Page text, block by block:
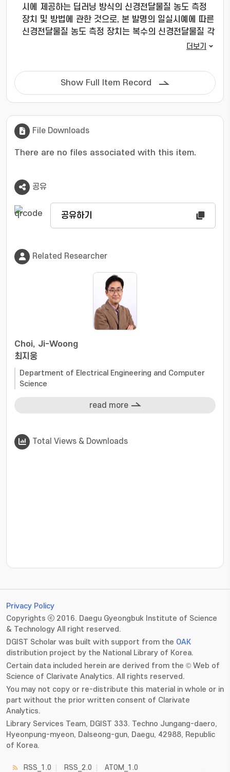
시에 제공하는 딥러닝 방식의 신경전달물질 농도 측정
장치 및 방법에 관한 것으로, 본 발명의 일실시예에 따른
신경전달물질 농도 측정 장치는 복수의 신경전달물질 각
각에 대하여 주입 농도에 따라 변화되는 패러데이
데이터를 수집하는 데이터 수집부, 상기 FSCV 데이터에
서 배경 제거(background subtraction)에 의해 스캔
마다 생성되는 개별 전류 전압도의 전압에 대한 이차미
분에 기반하여 상기 FSCV 데이터를 상기 용량성 충전
전류가 제외된 패러데이 전류 형태의 SDBR(Second-
derivative-based background removal) 데이터로
네트워크로 학습하여 상기 복수의 신경전달 물질의 농도
리부 및 상기 딥러닝 모델에 기반하여 상기 복수의 신경
전달물질 각각에 대하여 실시간 주입에 따라 변화되는
신경전달물질의 농도 측정 결과를 동시에 제공하는 측정
결과 제공부를 포함할 수 있다.
더보기
Show Full Item Record
File Downloads
There are no files associated with this item.
공유
공유하기
Related Researcher
Choi, Ji-Woong
최지웅
Department of Electrical Engineering and Computer
Science
read more
Total Views & Downloads
???jsp.display-item.statistics.view???: ,
Privacy Policy
Copyrights ⓒ 2016. Daegu Gyeongbuk Institute of Science
& Technology All right reserved.
DGIST Scholar was built with support from the OAK
distribution project by the National Library of Korea.
Certain data included herein are derived from the © Web of
Science of Clarivate Analytics. All rights reserved.
You may not copy or re-distribute this material in whole or in
part without the prior written consent of Clarivate
Analytics.
Library Services Team, DGIST 333. Techno Jungang-daero,
Hyeonpung-myeon, Dalseong-gun, Daegu, 42988, Republic
of Korea.
RSS_1.0 RSS_2.0 ATOM_1.0